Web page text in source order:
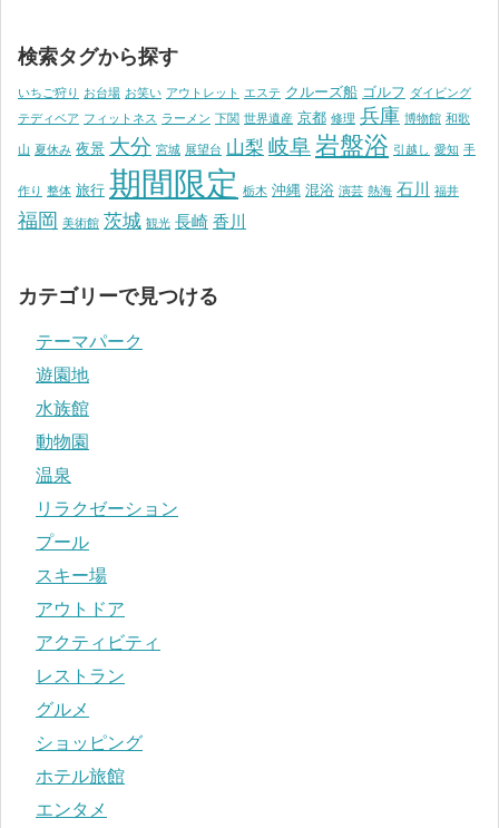
検索タグから探す
いちご狩り お台場 お笑い アウトレット エステ クルーズ船 ゴルフ ダイビング
テディベア フィットネス ラーメン 下関 世界遺産 京都 修理 兵庫 博物館 和歌
山 夏休み 夜景 大分 宮城 展望台 山梨 岐阜岩盤浴 引越し 愛知 手
作り 整体 旅行 期間限定 栃木 沖縄 混浴 演芸 熱海 石川 福井
福岡 美術館 茨城 観光 長崎 香川
カテゴリーで見つける
テーマパーク
遊園地
水族館
動物園
温泉
リラクゼーション
プール
スキー場
アウトドア
アクティビティ
レストラン
グルメ
ショッピング
ホテル旅館
エンタメ